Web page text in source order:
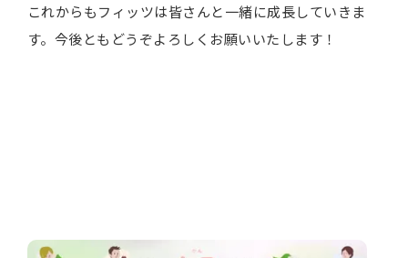
これからもフィッツは皆さんと一緒に成長していきま
す。今後ともどうぞよろしくお願いいたします！